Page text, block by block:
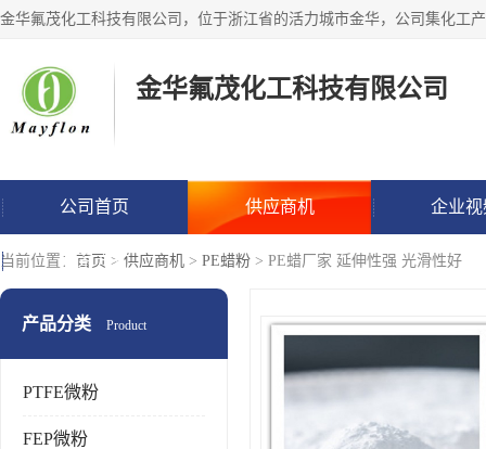
金华氟茂化工科技有限公司
公司首页 供应商机 企业视
联系方式
当前位置： 首页 > 供应商机 > PE蜡粉 > PE蜡厂家 延伸性强 光滑性好
产品分类 Product
PTFE微粉
FEP微粉